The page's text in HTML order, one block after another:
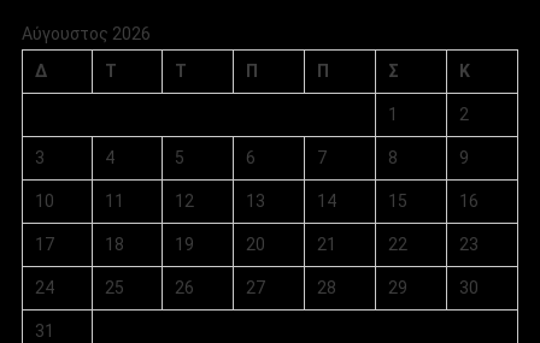
Αύγουστος 2026
Δ
Τ Τ Π Π Σ Κ
1 2
3 4 5 6 7 8 9
10 11 12 13 14 15 16
17 18 19 20 21 22 23
24 25 26 27 28 29 30
31